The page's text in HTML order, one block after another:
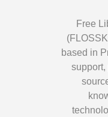
Free
based in
support,